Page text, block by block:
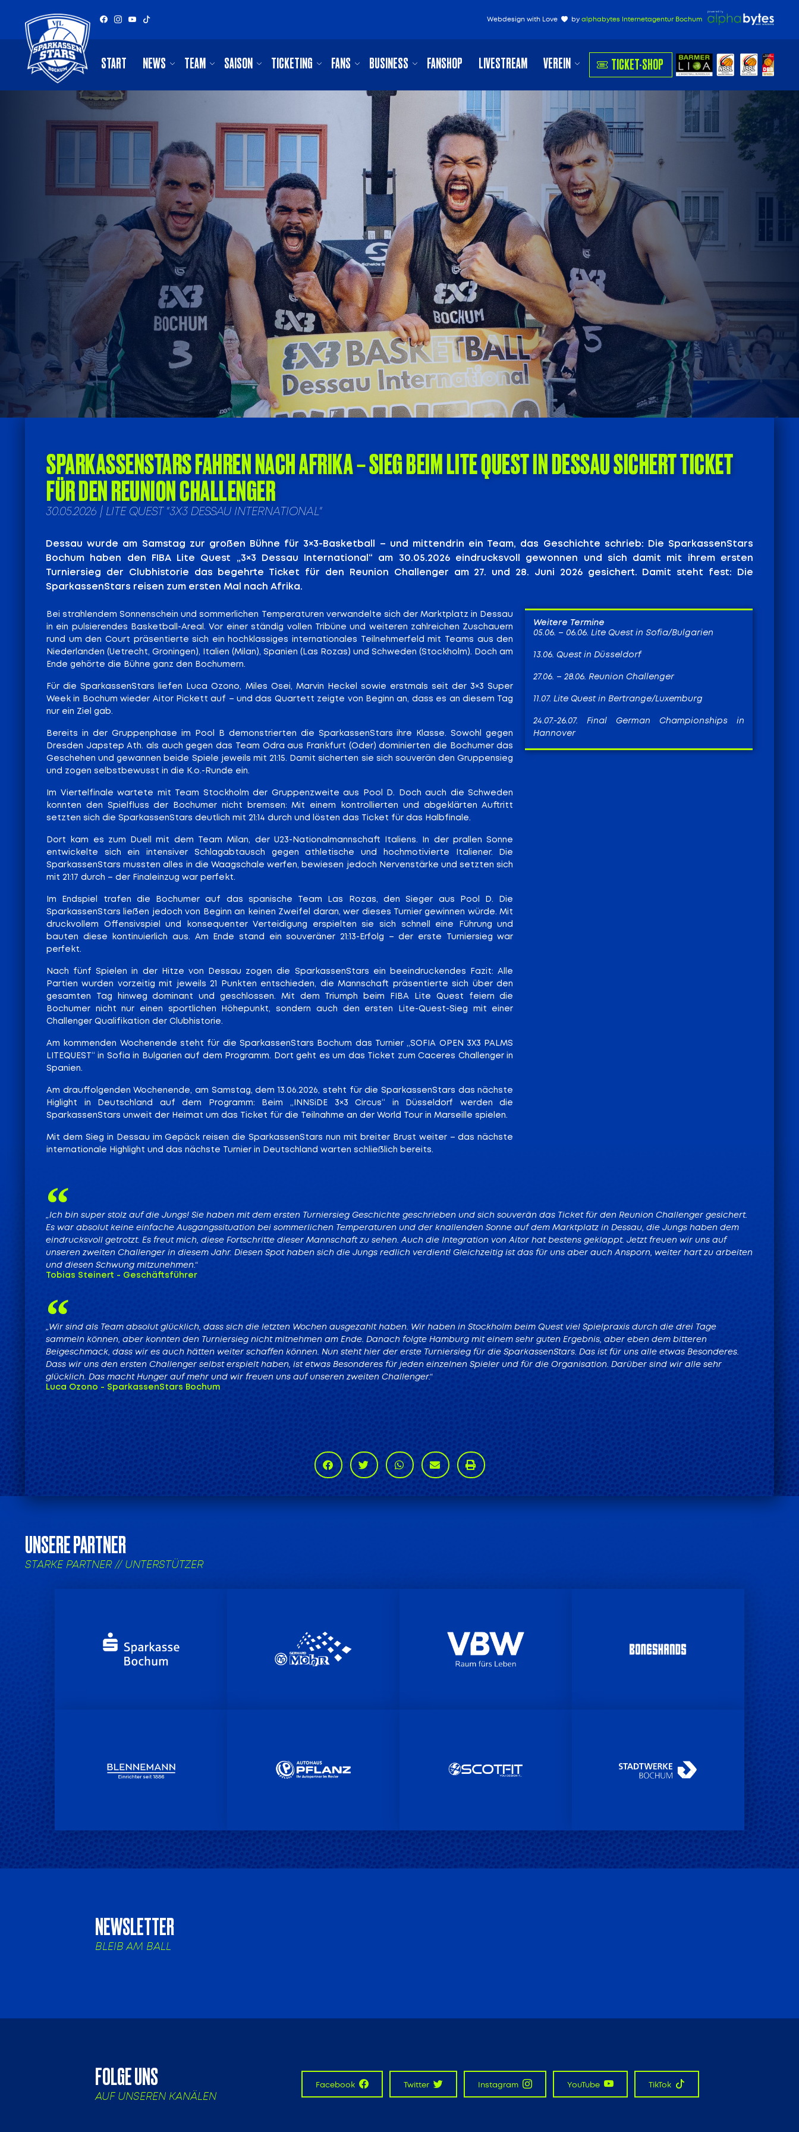
Webdesign with Love by alphabytes Internetagentur Bochum
START NEWS TEAM SAISON TICKETING FANS BUSINESS FANSHOP LIVESTREAM VEREIN TICKET-SHOP
SPARKASSENSTARS FAHREN NACH AFRIKA – SIEG BEIM LITE QUEST IN DESSAU SICHERT TICKET
FÜR DEN REUNION CHALLENGER
30.05.2026 | LITE QUEST "3X3 DESSAU INTERNATIONAL"
Dessau wurde am Samstag zur großen Bühne für 3×3-Basketball – und mittendrin ein Team, das Geschichte schrieb: Die SparkassenStars
Bochum haben den FIBA Lite Quest „3×3 Dessau International“ am 30.05.2026 eindrucksvoll gewonnen und sich damit mit ihrem ersten
Turniersieg der Clubhistorie das begehrte Ticket für den Reunion Challenger am 27. und 28. Juni 2026 gesichert. Damit steht fest: Die
SparkassenStars reisen zum ersten Mal nach Afrika.
Bei strahlendem Sonnenschein und sommerlichen Temperaturen verwandelte sich der Marktplatz in Dessau
in ein pulsierendes Basketball-Areal. Vor einer ständig vollen Tribüne und weiteren zahlreichen Zuschauern
rund um den Court präsentierte sich ein hochklassiges internationales Teilnehmerfeld mit Teams aus den
Niederlanden (Uetrecht, Groningen), Italien (Milan), Spanien (Las Rozas) und Schweden (Stockholm). Doch am
Ende gehörte die Bühne ganz den Bochumern.
Für die SparkassenStars liefen Luca Ozono, Miles Osei, Marvin Heckel sowie erstmals seit der 3×3 Super
Week in Bochum wieder Aitor Pickett auf – und das Quartett zeigte von Beginn an, dass es an diesem Tag
nur ein Ziel gab.
Bereits in der Gruppenphase im Pool B demonstrierten die SparkassenStars ihre Klasse. Sowohl gegen
Dresden Japstep Ath. als auch gegen das Team Odra aus Frankfurt (Oder) dominierten die Bochumer das
Geschehen und gewannen beide Spiele jeweils mit 21:15. Damit sicherten sie sich souverän den Gruppensieg
und zogen selbstbewusst in die K.o.-Runde ein.
Im Viertelfinale wartete mit Team Stockholm der Gruppenzweite aus Pool D. Doch auch die Schweden
konnten den Spielfluss der Bochumer nicht bremsen: Mit einem kontrollierten und abgeklärten Auftritt
setzten sich die SparkassenStars deutlich mit 21:14 durch und lösten das Ticket für das Halbfinale.
Dort kam es zum Duell mit dem Team Milan, der U23-Nationalmannschaft Italiens. In der prallen Sonne
entwickelte sich ein intensiver Schlagabtausch gegen athletische und hochmotivierte Italiener. Die
SparkassenStars mussten alles in die Waagschale werfen, bewiesen jedoch Nervenstärke und setzten sich
mit 21:17 durch – der Finaleinzug war perfekt.
Im Endspiel trafen die Bochumer auf das spanische Team Las Rozas, den Sieger aus Pool D. Die
SparkassenStars ließen jedoch von Beginn an keinen Zweifel daran, wer dieses Turnier gewinnen würde. Mit
druckvollem Offensivspiel und konsequenter Verteidigung erspielten sie sich schnell eine Führung und
bauten diese kontinuierlich aus. Am Ende stand ein souveräner 21:13-Erfolg – der erste Turniersieg war
perfekt.
Nach fünf Spielen in der Hitze von Dessau zogen die SparkassenStars ein beeindruckendes Fazit: Alle
Partien wurden vorzeitig mit jeweils 21 Punkten entschieden, die Mannschaft präsentierte sich über den
gesamten Tag hinweg dominant und geschlossen. Mit dem Triumph beim FIBA Lite Quest feiern die
Bochumer nicht nur einen sportlichen Höhepunkt, sondern auch den ersten Lite-Quest-Sieg mit einer
Challenger Qualifikation der Clubhistorie.
Am kommenden Wochenende steht für die SparkassenStars Bochum das Turnier „SOFIA OPEN 3X3 PALMS
LITEQUEST“ in Sofia in Bulgarien auf dem Programm. Dort geht es um das Ticket zum Caceres Challenger in
Spanien.
Am drauffolgenden Wochenende, am Samstag, dem 13.06.2026, steht für die SparkassenStars das nächste
Higlight in Deutschland auf dem Programm: Beim „INNSiDE 3×3 Circus“ in Düsseldorf werden die
SparkassenStars unweit der Heimat um das Ticket für die Teilnahme an der World Tour in Marseille spielen.
Mit dem Sieg in Dessau im Gepäck reisen die SparkassenStars nun mit breiter Brust weiter – das nächste
internationale Highlight und das nächste Turnier in Deutschland warten schließlich bereits.
Weitere Termine
05.06. – 06.06. Lite Quest in Sofia/Bulgarien
13.06. Quest in Düsseldorf
27.06. – 28.06. Reunion Challenger
11.07. Lite Quest in Bertrange/Luxemburg
24.07.-26.07. Final German Championships in
Hannover
„Ich bin super stolz auf die Jungs! Sie haben mit dem ersten Turniersieg Geschichte geschrieben und sich souverän das Ticket für den Reunion Challenger gesichert.
Es war absolut keine einfache Ausgangssituation bei sommerlichen Temperaturen und der knallenden Sonne auf dem Marktplatz in Dessau, die Jungs haben dem
eindrucksvoll getrotzt. Es freut mich, diese Fortschritte dieser Mannschaft zu sehen. Auch die Integration von Aitor hat bestens geklappt. Jetzt freuen wir uns auf
unseren zweiten Challenger in diesem Jahr. Diesen Spot haben sich die Jungs redlich verdient! Gleichzeitig ist das für uns aber auch Ansporn, weiter hart zu arbeiten
und diesen Schwung mitzunehmen.“
Tobias Steinert - Geschäftsführer
„Wir sind als Team absolut glücklich, dass sich die letzten Wochen ausgezahlt haben. Wir haben in Stockholm beim Quest viel Spielpraxis durch die drei Tage
sammeln können, aber konnten den Turniersieg nicht mitnehmen am Ende. Danach folgte Hamburg mit einem sehr guten Ergebnis, aber eben dem bitteren
Beigeschmack, dass wir es auch hätten weiter schaffen können. Nun steht hier der erste Turniersieg für die SparkassenStars. Das ist für uns alle etwas Besonderes.
Dass wir uns den ersten Challenger selbst erspielt haben, ist etwas Besonderes für jeden einzelnen Spieler und für die Organisation. Darüber sind wir alle sehr
glücklich. Das macht Hunger auf mehr und wir freuen uns auf unseren zweiten Challenger.“
Luca Ozono - SparkassenStars Bochum
UNSERE PARTNER
STARKE PARTNER // UNTERSTÜTZER
NEWSLETTER
BLEIB AM BALL
FOLGE UNS
AUF UNSEREN KANÄLEN
Facebook Twitter Instagram YouTube TikTok